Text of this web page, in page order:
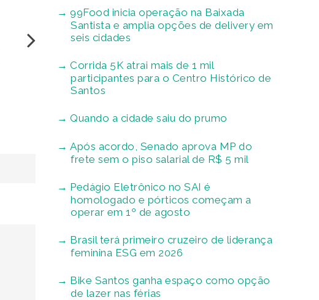
99Food inicia operação na Baixada
Santista e amplia opções de delivery em
seis cidades
Corrida 5K atrai mais de 1 mil
participantes para o Centro Histórico de
Santos
Quando a cidade saiu do prumo
Após acordo, Senado aprova MP do
frete sem o piso salarial de R$ 5 mil
Pedágio Eletrônico no SAI é
homologado e pórticos começam a
operar em 1º de agosto
Brasil terá primeiro cruzeiro de liderança
feminina ESG em 2026
Bike Santos ganha espaço como opção
de lazer nas férias